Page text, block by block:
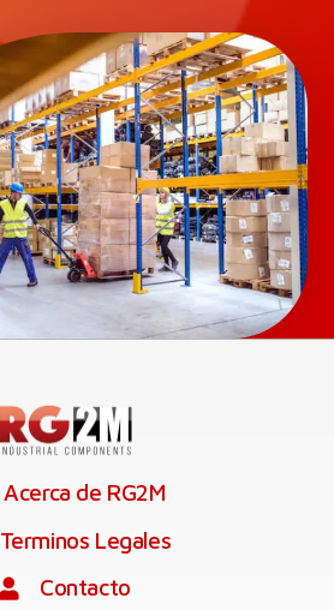
Acerca de RG2M
Terminos Legales
Contacto